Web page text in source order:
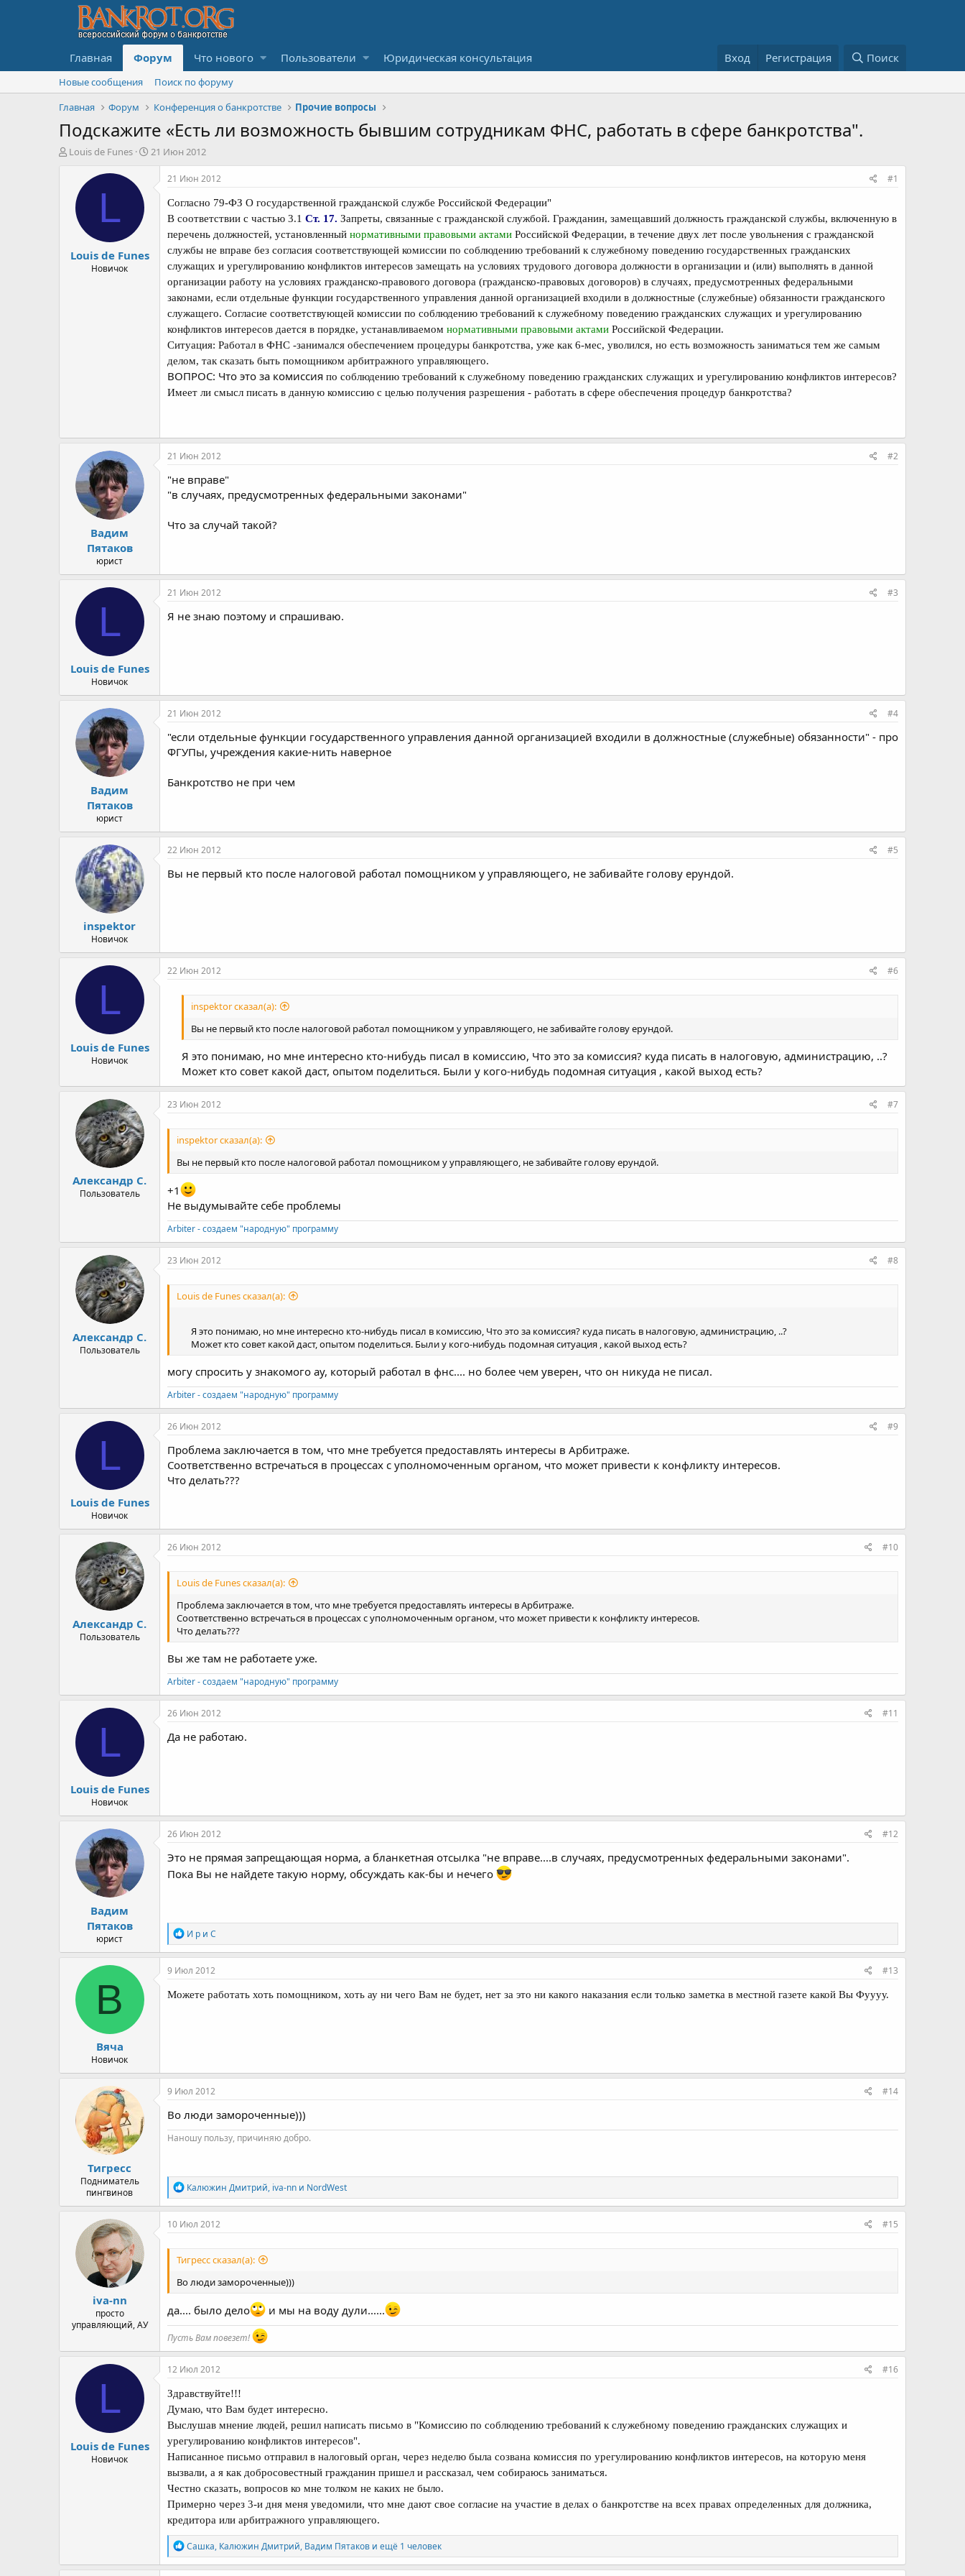
Главная Форум Что нового Пользователи Юридическая консультация Вход Регистрация Поиск
Новые сообщения
Поиск по форуму
Главная
Форум Конференция о банкротстве Прочие вопросы
Подскажите «Есть ли возможность бывшим сотрудникам ФНС, работать в сфере банкротства".
А
ы
Louis de Funes
Д
21 Июн 2012
L
Louis de Funes
Новичок
21 Июн 2012 #1
Согласно 79-ФЗ О государственной гражданской службе Российской Федерации"
В соответствии с частью 3.1 Ст. 17. Запреты, связанные с гражданской службой. Гражданин, замещавший должность гражданской службы, включенную в
перечень должностей, установленный нормативными правовыми актами Российской Федерации, в течение двух лет после увольнения с гражданской
службы не вправе без согласия соответствующей комиссии по соблюдению требований к служебному поведению государственных гражданских
служащих и урегулированию конфликтов интересов замещать на условиях трудового договора должности в организации и (или) выполнять в данной
организации работу на условиях гражданско-правового договора (гражданско-правовых договоров) в случаях, предусмотренных федеральными
законами, если отдельные функции государственного управления данной организацией входили в должностные (служебные) обязанности гражданского
служащего. Согласие соответствующей комиссии по соблюдению требований к служебному поведению гражданских служащих и урегулированию
конфликтов интересов дается в порядке, устанавливаемом нормативными правовыми актами Российской Федерации.
Ситуация: Работал в ФНС -занимался обеспечением процедуры банкротства, уже как 6-мес, уволился, но есть возможность заниматься тем же самым
делом, так сказать быть помощником арбитражного управляющего.
ВОПРОС: Что это за комиссия по соблюдению требований к служебному поведению гражданских служащих и урегулированию конфликтов интересов?
Имеет ли смысл писать в данную комиссию с целью получения разрешения - работать в сфере обеспечения процедур банкротства?
Вадим
Пятаков
юрист
21 Июн 2012 #2
"не вправе"
"в случаях, предусмотренных федеральными законами"
Что за случай такой?
L
Louis de Funes
Новичок
21 Июн 2012 #3
Я не знаю поэтому и спрашиваю.
Вадим
Пятаков
юрист
21 Июн 2012 #4
"если отдельные функции государственного управления данной организацией входили в должностные (служебные) обязанности" - про
ФГУПы, учреждения какие-нить наверное
Банкротство не при чем
inspektor
Новичок
22 Июн 2012 #5
Вы не первый кто после налоговой работал помощником у управляющего, не забивайте голову ерундой.
L
Louis de Funes
Новичок
22 Июн 2012 #6
inspektor сказал(а):
Вы не первый кто после налоговой работал помощником у управляющего, не забивайте голову ерундой.
Я это понимаю, но мне интересно кто-нибудь писал в комиссию, Что это за комиссия? куда писать в налоговую, администрацию, ..?
Может кто совет какой даст, опытом поделиться. Были у кого-нибудь подомная ситуация , какой выход есть?​
Александр С.
Пользователь
23 Июн 2012 #7
inspektor сказал(а):
Вы не первый кто после налоговой работал помощником у управляющего, не забивайте голову ерундой.
+1
Не выдумывайте себе проблемы
Arbiter - создаем "народную" программу
Александр С.
Пользователь
23 Июн 2012 #8
Louis de Funes сказал(а):
Я это понимаю, но мне интересно кто-нибудь писал в комиссию, Что это за комиссия? куда писать в налоговую, администрацию, ..?​
Может кто совет какой даст, опытом поделиться. Были у кого-нибудь подомная ситуация , какой выход есть?​
могу спросить у знакомого ау, который работал в фнс.... но более чем уверен, что он никуда не писал.
Arbiter - создаем "народную" программу
L
Louis de Funes
Новичок
26 Июн 2012 #9
Проблема заключается в том, что мне требуется предоставлять интересы в Арбитраже.
Соответственно встречаться в процессах с уполномоченным органом, что может привести к конфликту интересов.
Что делать???
Александр С.
Пользователь
26 Июн 2012 #10
Louis de Funes сказал(а):
Проблема заключается в том, что мне требуется предоставлять интересы в Арбитраже.
Соответственно встречаться в процессах с уполномоченным органом, что может привести к конфликту интересов.
Что делать???
Вы же там не работаете уже.
Arbiter - создаем "народную" программу
L
Louis de Funes
Новичок
26 Июн 2012 #11
Да не работаю.
Вадим
Пятаков
юрист
26 Июн 2012 #12
Это не прямая запрещающая норма, а бланкетная отсылка "не вправе....в случаях, предусмотренных федеральными законами".
Пока Вы не найдете такую норму, обсуждать как-бы и нечего
Р
е
а
к
и
И р и С
В
Вяча
Новичок
9 Июл 2012 #13
Можете работать хоть помощником, хоть ау ни чего Вам не будет, нет за это ни какого наказания если только заметка в местной газете какой Вы Фуууу.
Тигресс
Подниматель
пингвинов
9 Июл 2012 #14
Во люди замороченные)))
Наношу пользу, причиняю добро.
Р
е
а
к
:
Калюжин Дмитрий, iva-nn и NordWest
iva-nn
просто
управляющий, АУ
10 Июл 2012 #15
Тигресс сказал(а):
Во люди замороченные)))
да.... было дело и мы на воду дули......
Пусть Вам повезет!
L
Louis de Funes
Новичок
12 Июл 2012 #16
Здравствуйте!!!
Думаю, что Вам будет интересно.
Выслушав мнение людей, решил написать письмо в "Комиссию по соблюдению требований к служебному поведению гражданских служащих и
урегулированию конфликтов интересов".
Написанное письмо отправил в налоговый орган, через неделю была созвана комиссия по урегулированию конфликтов интересов, на которую меня
вызвали, а я как добросовестный гражданин пришел и рассказал, чем собираюсь заниматься.
Честно сказать, вопросов ко мне толком не каких не было.
Примерно через 3-и дня меня уведомили, что мне дают свое согласие на участие в делах о банкротстве на всех правах определенных для должника,
кредитора или арбитражного управляющего.
Р
е
а
Сашка, Калюжин Дмитрий, Вадим Пятаков и ещё 1 человек